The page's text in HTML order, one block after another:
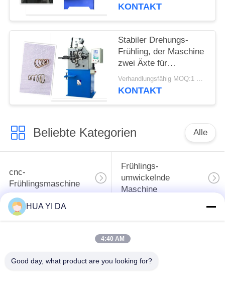
KONTAKT
Stabiler Drehungs-
Frühling, der Maschine
zwei Äxte für
Durchmesser 0,15 -
1.6mm Draht herstellt
Verhandlungsfähig MOQ:1 Satz
KONTAKT
Beliebte Kategorien Alle
cnc-
Frühlingsmaschine
Frühlings-
umwickelnde
Maschine
Frühlings-
Maschine
HUA YI DA
4:40 AM
Good day, what product are you looking for?